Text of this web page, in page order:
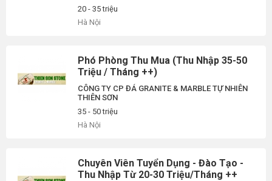
20 - 35 triệu
Hà Nội
Phó Phòng Thu Mua (Thu Nhập 35-50
Triệu / Tháng ++)
CÔNG TY CP ĐÁ GRANITE & MARBLE TỰ NHIÊN
THIÊN SƠN
35 - 50 triệu
Hà Nội
Chuyên Viên Tuyển Dụng - Đào Tạo -
Thu Nhập Từ 20-30 Triệu/Tháng ++